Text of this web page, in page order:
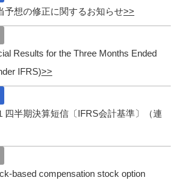
予想の修正に関するお知らせ
Results for the Three Months Ended
IFRS)
半期決算短信〔IFRS会計基準〕（連
based compensation stock option